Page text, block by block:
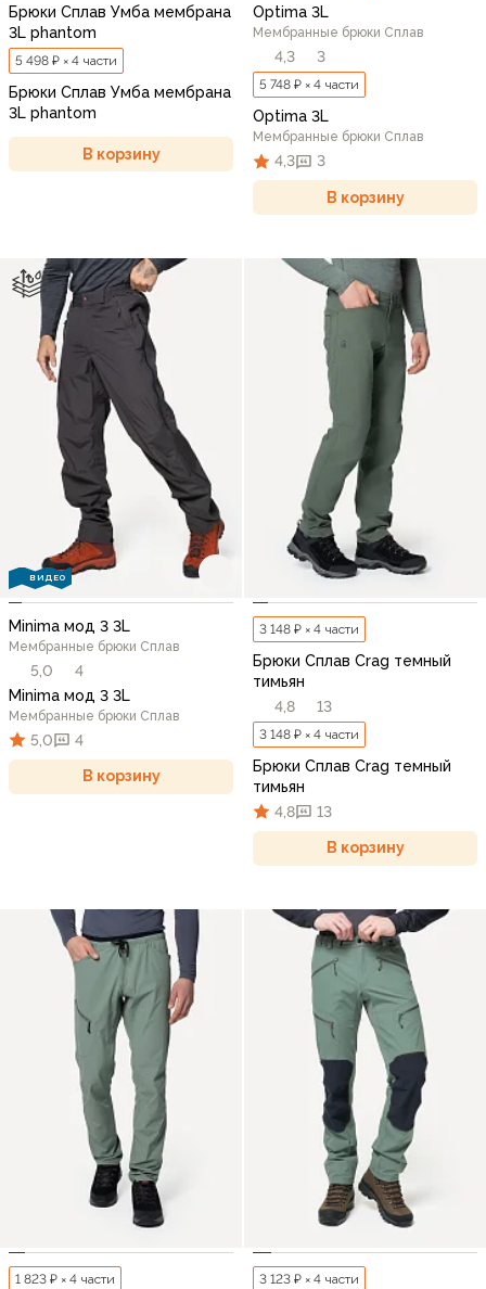
Брюки Сплав Умба мембрана
3L phantom
5 498 ₽ × 4 части
Брюки Сплав Умба мембрана
3L phantom
В корзину
Optima 3L
Мембранные брюки Сплав
4,3 3
5 748 ₽ × 4 части
Optima 3L
Мембранные брюки Сплав
4,3 3
В корзину
ВИДЕО
Minima мод 3 3L
Мембранные брюки Сплав
5,0
4
Minima мод 3 3L
Мембранные брюки Сплав
5,0 4
В корзину
3 148 ₽ × 4 части
Брюки Сплав Crag темный
тимьян
4,8
13
3 148 ₽ × 4 части
Брюки Сплав Crag темный
тимьян
4,8
13
В корзину
1 823 ₽ × 4 части 3 123 ₽ × 4 части